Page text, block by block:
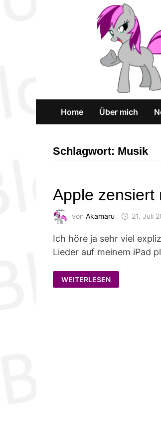
Home Über mich
Schlagwort: Musik
Apple zensiert
vonAkamaru 21. Juli
Ich höre ja sehr viel
Lieder auf meinem iPad
APPLE
ZENSIERT
MEINE
WEITERLESEN